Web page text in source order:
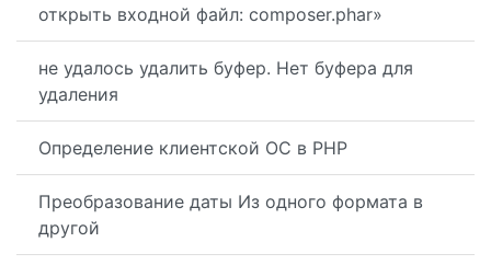
открыть входной файл: composer.phar»
не удалось удалить буфер. Нет буфера для
удаления
Определение клиентской ОС в PHP
Преобразование даты Из одного формата в
другой